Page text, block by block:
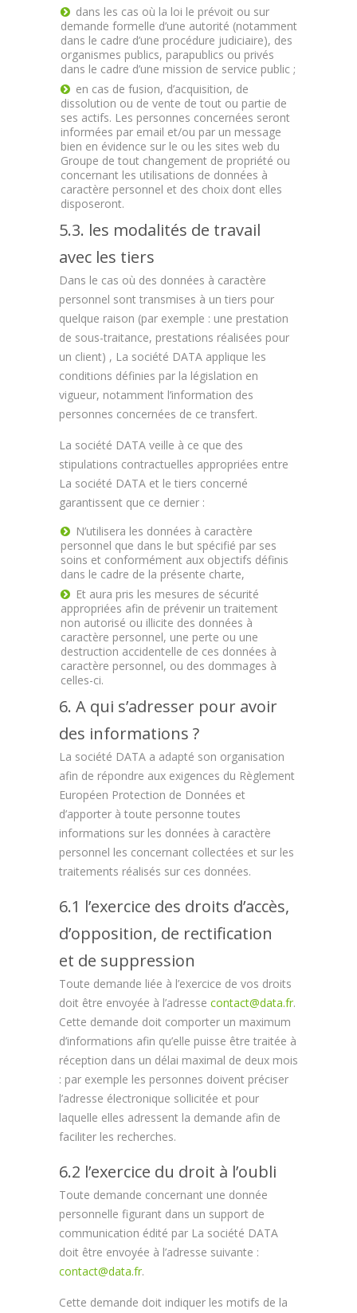
dans les cas où la loi le prévoit ou sur
demande formelle d’une autorité (notamment
dans le cadre d’une procédure judiciaire), des
organismes publics, parapublics ou privés
dans le cadre d’une mission de service public ;
en cas de fusion, d’acquisition, de
dissolution ou de vente de tout ou partie de
ses actifs. Les personnes concernées seront
informées par email et/ou par un message
bien en évidence sur le ou les sites web du
Groupe de tout changement de propriété ou
concernant les utilisations de données à
caractère personnel et des choix dont elles
disposeront.
5.3. les modalités de travail
avec les tiers
Dans le cas où des données à caractère
personnel sont transmises à un tiers pour
quelque raison (par exemple : une prestation
de sous-traitance, prestations réalisées pour
un client) , La société DATA applique les
conditions définies par la législation en
vigueur, notamment l’information des
personnes concernées de ce transfert.
La société DATA veille à ce que des
stipulations contractuelles appropriées entre
La société DATA et le tiers concerné
garantissent que ce dernier :
N’utilisera les données à caractère
personnel que dans le but spécifié par ses
soins et conformément aux objectifs définis
dans le cadre de la présente charte,
Et aura pris les mesures de sécurité
appropriées afin de prévenir un traitement
non autorisé ou illicite des données à
caractère personnel, une perte ou une
destruction accidentelle de ces données à
caractère personnel, ou des dommages à
celles-ci.
6. A qui s’adresser pour avoir
des informations ?
La société DATA a adapté son organisation
afin de répondre aux exigences du Règlement
Européen Protection de Données et
d’apporter à toute personne toutes
informations sur les données à caractère
personnel les concernant collectées et sur les
traitements réalisés sur ces données.
6.1 l’exercice des droits d’accès,
d’opposition, de rectification
et de suppression
Toute demande liée à l’exercice de vos droits
doit être envoyée à l’adresse contact@data.fr.
Cette demande doit comporter un maximum
d’informations afin qu’elle puisse être traitée à
réception dans un délai maximal de deux mois
: par exemple les personnes doivent préciser
l’adresse électronique sollicitée et pour
laquelle elles adressent la demande afin de
faciliter les recherches.
6.2 l’exercice du droit à l’oubli
Toute demande concernant une donnée
personnelle figurant dans un support de
communication édité par La société DATA
doit être envoyée à l’adresse suivante :
contact@data.fr.
Cette demande doit indiquer les motifs de la